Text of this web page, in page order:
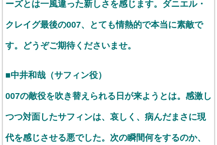
ーズとは一風違った新しさを感じます。ダニエル・
クレイグ最後の007、とても情熱的で本当に素敵で
す。どうぞご期待くださいませ。
■中井和哉（サフィン役）
007の敵役を吹き替えられる日が来ようとは。感激し
つつ対面したサフィンは、哀しく、病んだまさに現
代を感じさせる悪でした。次の瞬間何をするのか、